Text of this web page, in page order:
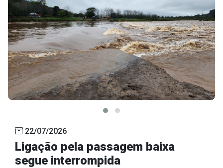
22/07/2026
Ligação pela passagem baixa
segue interrompida